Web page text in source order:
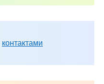
контактами